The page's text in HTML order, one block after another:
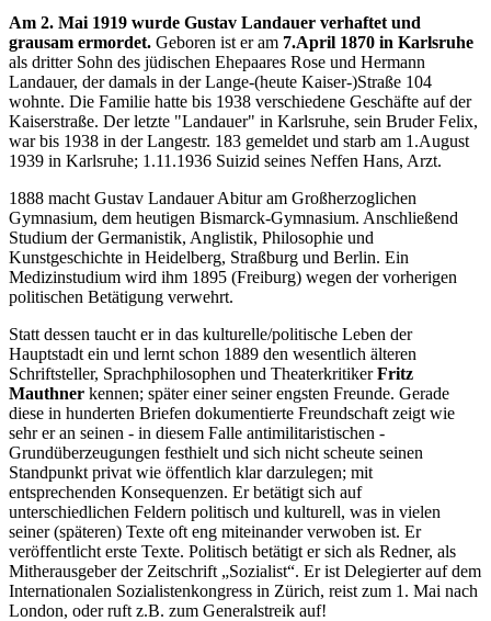
Am 2. Mai 1919 wurde Gustav Landauer verhaftet und
grausam ermordet. Geboren ist er am 7.April 1870 in Karlsruhe
als dritter Sohn des jüdischen Ehepaares Rose und Hermann
Landauer, der damals in der Lange-(heute Kaiser-)Straße 104
wohnte. Die Familie hatte bis 1938 verschiedene Geschäfte auf der
Kaiserstraße. Der letzte "Landauer" in Karlsruhe, sein Bruder Felix,
war bis 1938 in der Langestr. 183 gemeldet und starb am 1.August
1939 in Karlsruhe; 1.11.1936 Suizid seines Neffen Hans, Arzt.
1888 macht Gustav Landauer Abitur am Großherzoglichen
Gymnasium, dem heutigen Bismarck-Gymnasium. Anschließend
Studium der Germanistik, Anglistik, Philosophie und
Kunstgeschichte in Heidelberg, Straßburg und Berlin. Ein
Medizinstudium wird ihm 1895 (Freiburg) wegen der vorherigen
politischen Betätigung verwehrt.
Statt dessen taucht er in das kulturelle/politische Leben der
Hauptstadt ein und lernt schon 1889 den wesentlich älteren
Schriftsteller, Sprachphilosophen und TheaterkritikerFritz
Mauthner kennen; später einer seiner engsten Freunde. Gerade
diese in hunderten Briefen dokumentierte Freundschaft zeigt wie
sehr er an seinen - in diesem Falle antimilitaristischen -
Grundüberzeugungen festhielt und sich nicht scheute seinen
Standpunkt privat wie öffentlich klar darzulegen; mit
entsprechenden Konsequenzen. Er betätigt sich auf
unterschiedlichen Feldern politisch und kulturell, was in vielen
seiner (späteren) Texte oft eng miteinander verwoben ist. Er
veröffentlicht erste Texte. Politisch betätigt er sich als Redner, als
Mitherausgeber der Zeitschrift „Sozialist“. Er ist Delegierter auf dem
Internationalen Sozialistenkongress in Zürich, reist zum 1. Mai nach
London, oder ruft z.B. zum Generalstreik auf!